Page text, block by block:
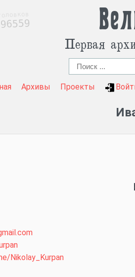
Первая
Архивы Проекты
Nikolay_Kurpan